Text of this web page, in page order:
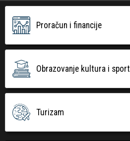
Proračun i financije
Obrazovanje kultura i sport
Turizam